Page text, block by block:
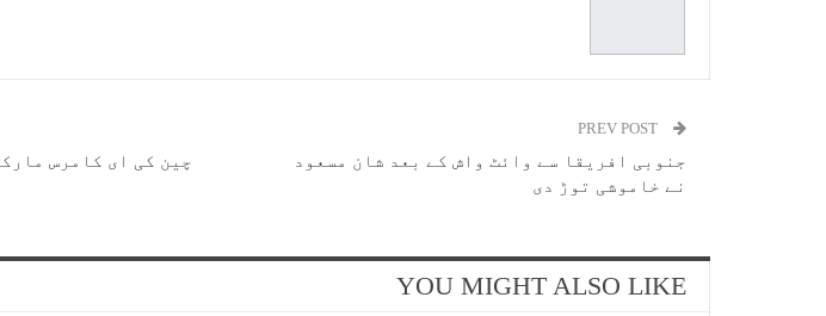
جنوبی افریقا سے وائٹ واش کے بعد شان مسعود
نے خاموشی توڑ دی
چین کی ای کامرس
YOU MIGHT ALSO LIKE